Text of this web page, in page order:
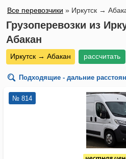
Все перевозчики » Иркутск →
Грузоперевозки из
Абакан
Иркутск → Абакан рассчитать
Подходящие - дальние
№ 814